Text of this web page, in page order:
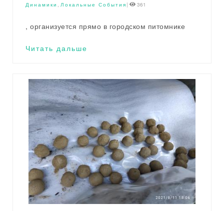
Динамики , Локальные События | 361
, организуется прямо в городском питомнике
Читать дальше